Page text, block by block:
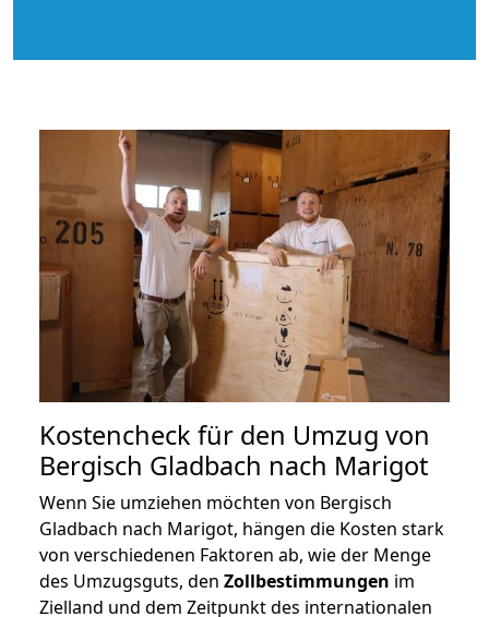
Kostencheck für den Umzug von
Bergisch Gladbach nach Marigot
Wenn Sie umziehen möchten von Bergisch
Gladbach nach Marigot, hängen die Kosten stark
von verschiedenen Faktoren ab, wie der Menge
des Umzugsguts, den Zollbestimmungen im
Zielland und dem Zeitpunkt des internationalen